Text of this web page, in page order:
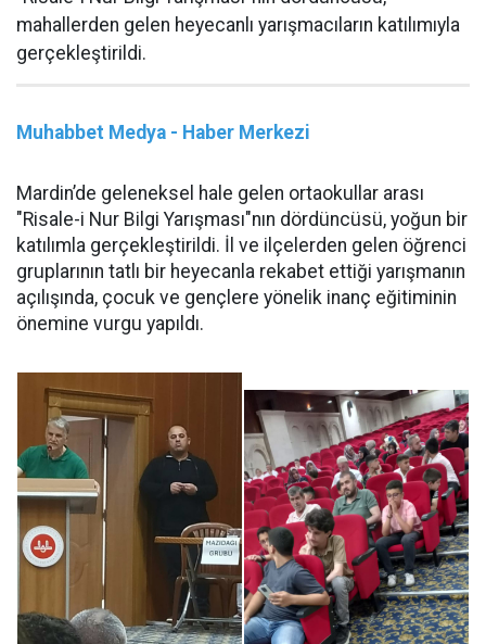
mahallerden gelen heyecanlı yarışmacıların katılımıyla
gerçekleştirildi.
Muhabbet Medya - Haber Merkezi
Mardin’de geleneksel hale gelen ortaokullar arası
"Risale-i Nur Bilgi Yarışması"nın dördüncüsü, yoğun bir
katılımla gerçekleştirildi. İl ve ilçelerden gelen öğrenci
gruplarının tatlı bir heyecanla rekabet ettiği yarışmanın
açılışında, çocuk ve gençlere yönelik inanç eğitiminin
önemine vurgu yapıldı.